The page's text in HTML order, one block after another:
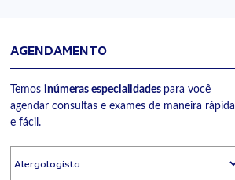
AGENDAMENTO
Temos inúmeras especialidades para você
agendar consultas e exames de maneira rápida
e fácil.